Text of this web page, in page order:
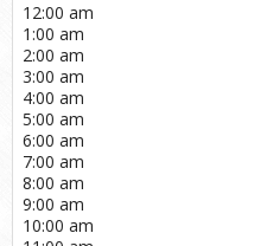
12:00 am
1:00 am
2:00 am
3:00 am
4:00 am
5:00 am
6:00 am
7:00 am
8:00 am
9:00 am
10:00 am